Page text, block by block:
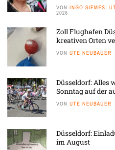
VON INGO SIEMES,
2026
Zoll Flughafen
kreativen Orten
VON UTE NEUBAUER
Düsseldorf: Alles
Sonntag auf der
VON UTE NEUBAUER
Düsseldorf:
im August